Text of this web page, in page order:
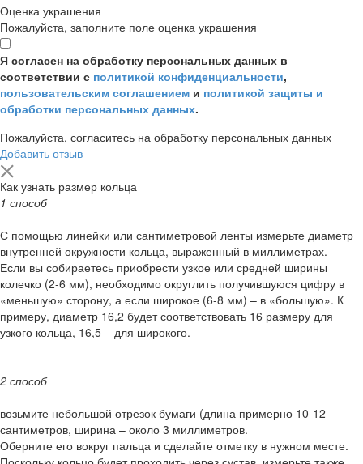
Оценка украшения
Пожалуйста, заполните поле оценка украшения
Я согласен на обработку персональных данных в
соответствии с политикой конфиденциальности,
пользовательским соглашением и политикой защиты и
обработки персональных данных.
Пожалуйста, согласитесь на обработку персональных данных
Добавить отзыв
Как узнать размер кольца
1 способ
С помощью линейки или сантиметровой ленты измерьте диаметр
внутренней окружности кольца, выраженный в миллиметрах.
Если вы собираетесь приобрести узкое или средней ширины
колечко (2-6 мм), необходимо округлить получившуюся цифру в
«меньшую» сторону, а если широкое (6-8 мм) – в «большую». К
примеру, диаметр 16,2 будет соответствовать 16 размеру для
узкого кольца, 16,5 – для широкого.
2 способ
возьмите небольшой отрезок бумаги (длина примерно 10-12
сантиметров, ширина – около 3 миллиметров.
Оберните его вокруг пальца и сделайте отметку в нужном месте.